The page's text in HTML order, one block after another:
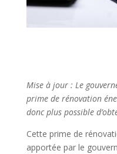
Mise à jour : Le
prime de rénovation
donc plus possible
Cette prime de
apportée par le